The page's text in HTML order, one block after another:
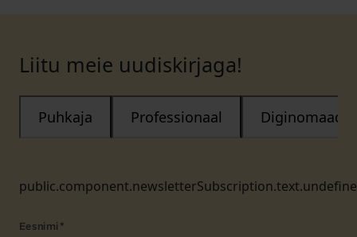
Liitu meie uudiskirjaga!
Puhkaja Professionaal Diginomaad
Eesnimi *